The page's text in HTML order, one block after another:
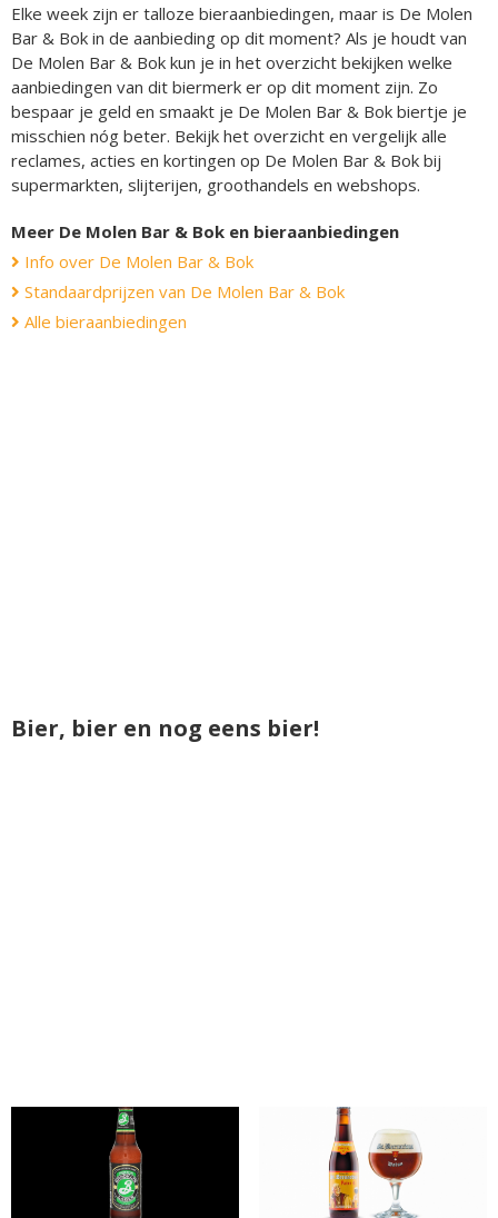
Elke week zijn er talloze bieraanbiedingen, maar is De Molen
Bar & Bok in de aanbieding op dit moment? Als je houdt van
De Molen Bar & Bok kun je in het overzicht bekijken welke
aanbiedingen van dit biermerk er op dit moment zijn. Zo
bespaar je geld en smaakt je De Molen Bar & Bok biertje je
misschien nóg beter. Bekijk het overzicht en vergelijk alle
reclames, acties en kortingen op De Molen Bar & Bok bij
supermarkten, slijterijen, groothandels en webshops.
Meer De Molen Bar & Bok en bieraanbiedingen
Info over De Molen Bar & Bok
Standaardprijzen van De Molen Bar & Bok
Alle bieraanbiedingen
Bier, bier en nog eens bier!